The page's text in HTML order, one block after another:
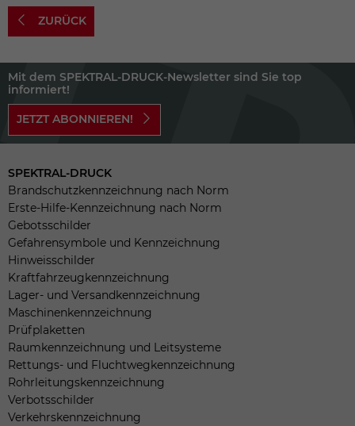
ZURÜCK
Mit dem SPEKTRAL-DRUCK-Newsletter sind Sie top
informiert!
JETZT ABONNIEREN!
SPEKTRAL-DRUCK
Brandschutzkennzeichnung nach Norm
Erste-Hilfe-Kennzeichnung nach Norm
Gebotsschilder
Gefahrensymbole und Kennzeichnung
Hinweisschilder
Kraftfahrzeugkennzeichnung
Lager- und Versandkennzeichnung
Maschinenkennzeichnung
Prüfplaketten
Raumkennzeichnung und Leitsysteme
Rettungs- und Fluchtwegkennzeichnung
Rohrleitungskennzeichnung
Verbotsschilder
Verkehrskennzeichnung